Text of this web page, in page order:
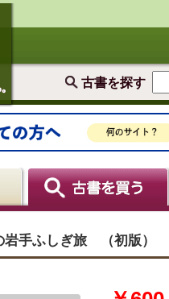
古書を探す
岩手ふしぎ旅 （初版）